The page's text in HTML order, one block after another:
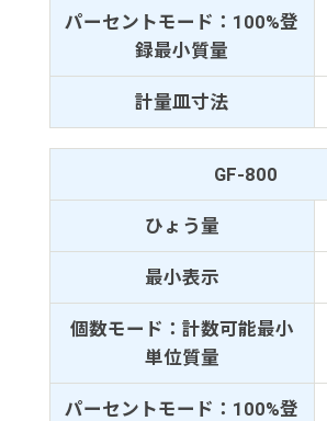
パーセントモード：100%登
録最小質量
計量皿寸法
GF-800
ひょう量
最小表示
個数モード：計数可能最小
単位質量
パーセントモード：100%登